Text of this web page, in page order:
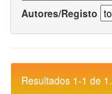
Autores/Registo
Resultados 1-1 de 1.